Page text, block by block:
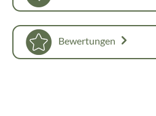
Bewertungen